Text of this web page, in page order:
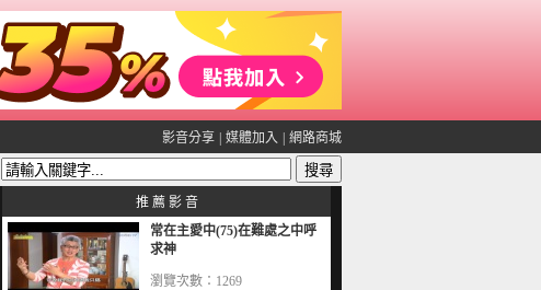
影音分享 媒體加入 網路商城
推 薦 影 音
常在主愛中(75)在難處之中呼
求神
瀏覽次數：1269